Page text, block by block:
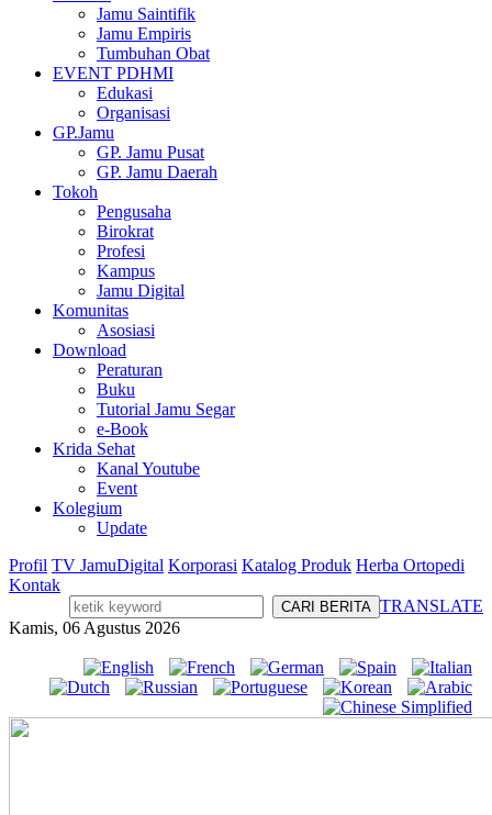
Jamu Saintifik
Jamu Empiris
Tumbuhan Obat
EVENT PDHMI
Edukasi
Organisasi
GP.Jamu
GP. Jamu Pusat
GP. Jamu Daerah
Tokoh
Pengusaha
Birokrat
Profesi
Kampus
Jamu Digital
Komunitas
Asosiasi
Download
Peraturan
Buku
Tutorial Jamu Segar
e-Book
Krida Sehat
Kanal Youtube
Event
Kolegium
Update
Profil TV JamuDigital Korporasi Katalog Produk Herba Ortopedi
Kontak
TRANSLATE
Kamis, 06 Agustus 2026